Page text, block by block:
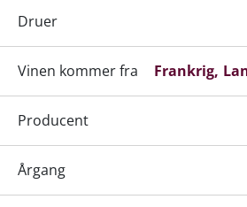
Druer
Vinen kommer fra Frankrig
Producent
Årgang